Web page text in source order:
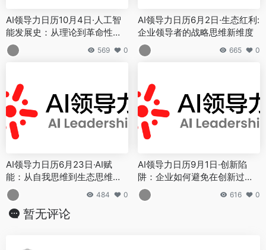
AI领导力日历10月4日·人工智
能发展史：从理论到革命性变
革的进化之路
569 0
AI领导力日历6月2日·生态红利:
企业领导者的战略思维新维度
665 0
AI领导力日历6月23日·AI赋
能：从自我思维到生态思维的
领导力蝶变
484 0
AI领导力日历9月1日·创新陷
阱：企业如何避免在创新过程
中自我设限
616 0
暂无评论